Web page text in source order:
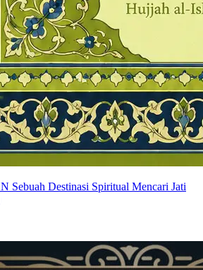
Destinasi Spiritual Mencari Jati